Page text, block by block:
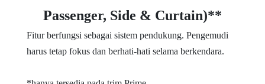
Passenger, Side & Curtain)**
Fitur berfungsi sebagai sistem pendukung. Pengemudi
harus tetap fokus dan berhati-hati selama berkendara.